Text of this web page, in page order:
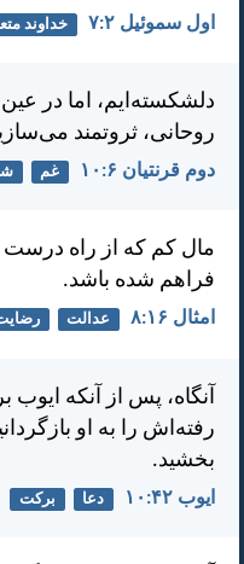
اول سموئيل ۲:‏۷ خداوند
دلشكسته‌ايم، اما در
روحانی، ثروتمند
دوم قرنتیان ۶:‏۱۰ غم
مال كم كه از راه درست
فراهم شده باشد.
امثال ۱۶:‏۸ عدالت
آنگاه، پس از آنكه
رفته‌اش را به او
بخشيد.
ايوب ۴۲:‏۱۰ دعا برکت